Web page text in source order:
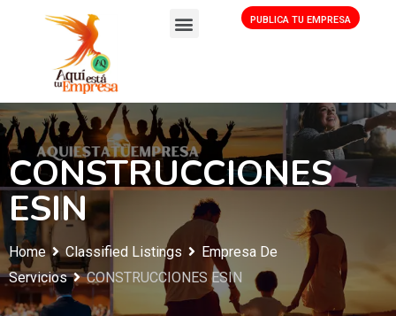
PUBLICA TU EMPRESA
CONSTRUCCIONES
ESIN
Home Classified Listings
Empresa De
Servicios
CONSTRUCCIONES ESIN